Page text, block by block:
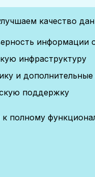
качество
инфраструктуру
и
поддержку
полному